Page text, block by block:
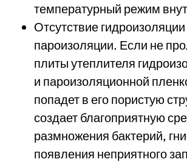
температурный режим
Отсутствие гидроизоляции
пароизоляции. Если не
плиты утеплителя
и пароизоляционной
попадет в его пористую
создает благоприятную
размножения бактерий,
появления неприятного